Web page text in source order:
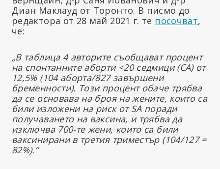
Диан Маклауд от Торонто. В писмо до
редактора от 28 май 2021 г. те посочват,
че:
„В таблица 4 авторите съобщават процент
на спонтанните аборти <20 седмици (СА) от
12,5% (104 аборта/827 завършени
бременности). Този процент обаче трябва
да се основава на броя на жените, които са
били изложени на риск от SA поради
получаването на ваксина, и трябва да
изключва 700-те жени, които са били
ваксинирани в третия триместър (104/127 =
82%).“